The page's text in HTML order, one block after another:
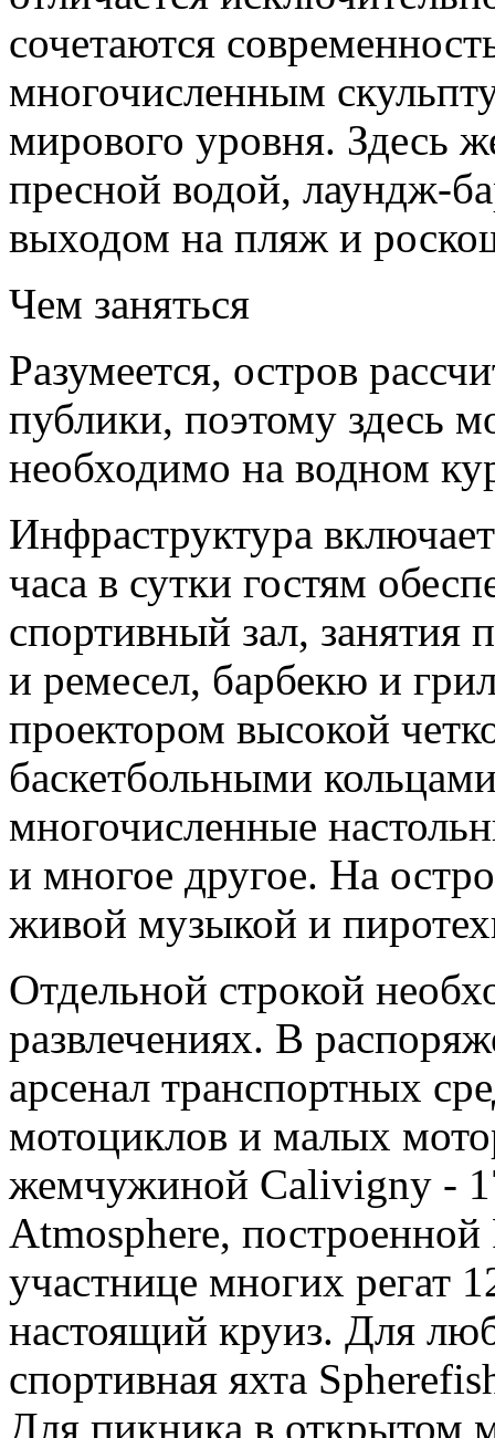
сочетаются
многочисленным
мирового уровня. Здесь
пресной водой, лаундж-
выходом на пляж и
Чем заняться
Разумеется, остров
публики, поэтому здесь
необходимо на водном
Инфраструктура
часа в сутки гостям
спортивный зал, занятия
и ремесел, барбекю и
проектором высокой
баскетбольными
многочисленные
и многое другое. На
живой музыкой и
Отдельной строкой
развлечениях. В
арсенал транспортных
мотоциклов и малых
жемчужиной Calivigny -
Atmosphere,
участнице многих регат
настоящий круиз. Для
спортивная яхта
Для пикника в открытом